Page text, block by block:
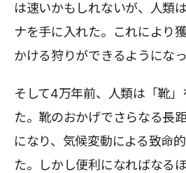
は速いかもしれないが、人類
ナを手に入れた。これにより
かける狩りができるようになっ
そして4万年前、人類は「靴
た。靴のおかげでさらなる長
になり、気候変動による致命
た。しかし便利になればなる